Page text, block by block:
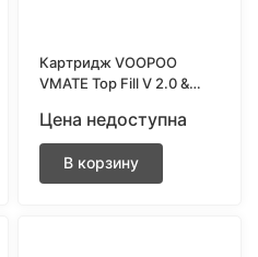
Картридж VOOPOO
VMATE Top Fill V 2.0 &
2шт/уп
Цена недоступна
В корзину